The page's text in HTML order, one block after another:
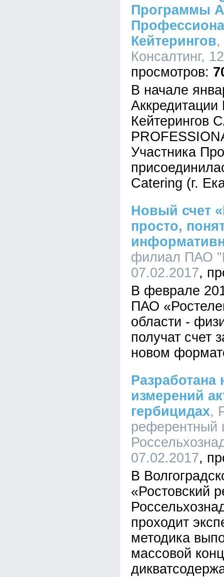
Программы
Кейтерингов,
Консалтинг,
В начале
Кейтерингов
Участника
Catering (г.
Новый счет
просто,
филиал ПАО
07.02.2017
В феврале
ПАО
области -
получат счет
новом
Разработана
измерений
гербицидах,
референтный
07.02.2017
В
«Ростовский
проходит
методика
массовой